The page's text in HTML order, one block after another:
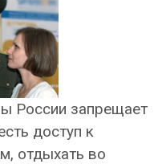
России запрещает
доступ к
отдыхать во